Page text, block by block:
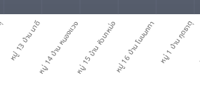
หมู่ 13 บ้าน นาดีหมู่ 14 บ้าน หนองแวงหมู่ 15 บ้าน หัวนาหม่อหมู่ 16 บ้าน โนนนกทา หมู่ 1 บ้าน กุดธาตุ